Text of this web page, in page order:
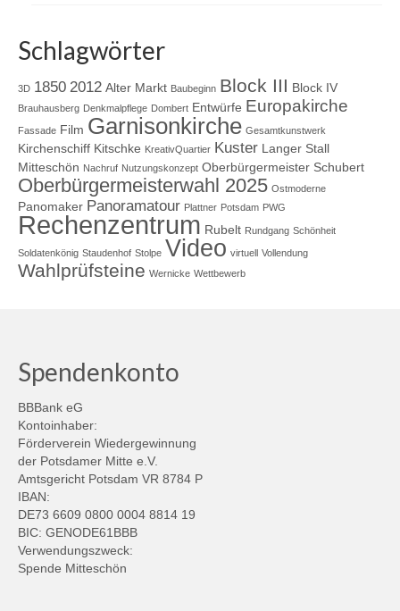
Schlagwörter
3D 1850 2012 Alter Markt Baubeginn Block III Block IV
Brauhausberg Denkmalpflege Dombert Entwürfe Europakirche
Fassade Film Garnisonkirche Gesamtkunstwerk
Kirchenschiff Kitschke KreativQuartier Kuster Langer Stall
Mitteschön Nachruf Nutzungskonzept Oberbürgermeister Schubert
Oberbürgermeisterwahl 2025 Ostmoderne
Panomaker Panoramatour Plattner Potsdam PWG
Rechenzentrum Rubelt Rundgang Schönheit
Soldatenkönig Staudenhof Stolpe Video virtuell Vollendung
Wahlprüfsteine Wernicke Wettbewerb
Spendenkonto
BBBank eG
Kontoinhaber:
Förderverein Wiedergewinnung
der Potsdamer Mitte e.V.
Amtsgericht Potsdam VR 8784 P
IBAN:
DE73 6609 0800 0004 8814 19
BIC: GENODE61BBB
Verwendungszweck:
Spende Mitteschön